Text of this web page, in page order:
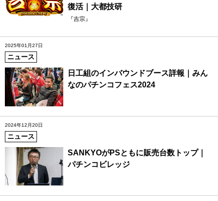
復活｜大都技研
『吉宗』
2025年01月27日
ニュース
日工組のインバウンドブース詳報｜みん
なのパチンコフェス2024
2024年12月20日
ニュース
SANKYOがPSともに販売台数トップ｜
パチンコビレッジ